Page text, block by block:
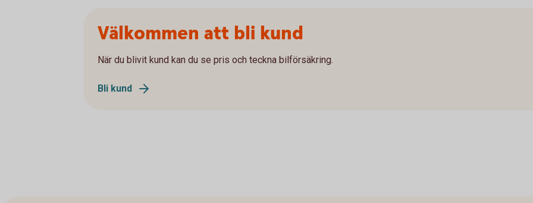
Välkommen att bli kund
När du blivit kund kan du se pris och teckna bilförsäkring.
Bli kund